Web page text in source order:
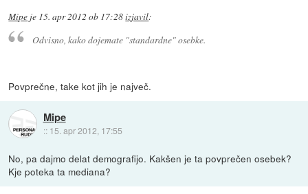
Mipe je 15. apr 2012 ob 17:28izjavil:
Odvisno, kako dojemate "standardne" osebke.
Povprečne, take kot jih je največ.
Mipe
:: 15. apr 2012, 17:55
No, pa dajmo delat demografijo. Kakšen je ta povprečen osebek?
Kje poteka ta mediana?